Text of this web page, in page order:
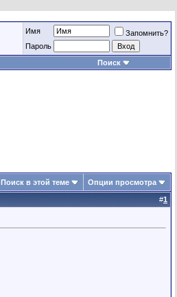
Имя
Запомнить?
Пароль
Поиск
Поиск в этой теме Опции просмотра
#1